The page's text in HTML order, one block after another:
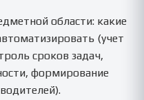
области: какие
(учет
сроков задач,
формирование